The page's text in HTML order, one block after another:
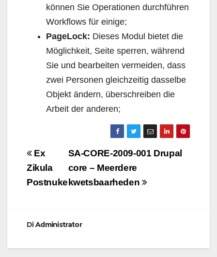
können Sie Operationen durchführen
Workflows für einige;
PageLock: Dieses Modul bietet die
Möglichkeit, Seite sperren, während
Sie und bearbeiten vermeiden, dass
zwei Personen gleichzeitig dasselbe
Objekt ändern, überschreiben die
Arbeit der anderen;
Navigazione
articoli
SA-CORE-2009-001 Drupal
core – Meerdere
kwetsbaarheden
Ex
Zikula
Postnuke
DiAdministrator